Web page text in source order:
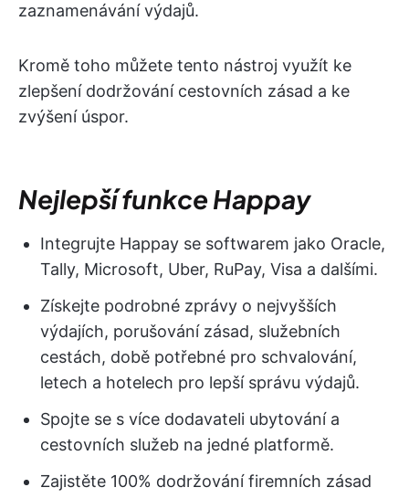
zaznamenávání výdajů.
Kromě toho můžete tento nástroj využít ke
zlepšení dodržování cestovních zásad a ke
zvýšení úspor.
Nejlepší funkce Happay
Integrujte Happay se softwarem jako Oracle,
Tally, Microsoft, Uber, RuPay, Visa a dalšími.
Získejte podrobné zprávy o nejvyšších
výdajích, porušování zásad, služebních
cestách, době potřebné pro schvalování,
letech a hotelech pro lepší správu výdajů.
Spojte se s více dodavateli ubytování a
cestovních služeb na jedné platformě.
Zajistěte 100% dodržování firemních zásad